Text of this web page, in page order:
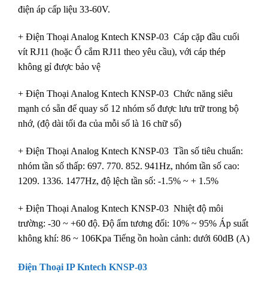
điện áp cấp liệu 33-60V.
+ Điện Thoại Analog Kntech KNSP-03 Cáp cặp đầu cuối
vít RJ11 (hoặc Ổ cắm RJ11 theo yêu cầu), với cáp thép
không gỉ được bảo vệ
+ Điện Thoại Analog Kntech KNSP-03 Chức năng siêu
mạnh có sẵn để quay số 12 nhóm số được lưu trữ trong bộ
nhớ, (độ dài tối đa của mỗi số là 16 chữ số)
+ Điện Thoại Analog Kntech KNSP-03 Tần số tiêu chuẩn:
nhóm tần số thấp: 697. 770. 852. 941Hz, nhóm tần số cao:
1209. 1336. 1477Hz, độ lệch tần số: -1.5% ~ + 1.5%
+ Điện Thoại Analog Kntech KNSP-03 Nhiệt độ môi
trường: -30 ~ +60 độ. Độ ẩm tương đối: 10% ~ 95% Áp suất
không khí: 86 ~ 106Kpa Tiếng ồn hoàn cảnh: dưới 60dB (A)
Điện Thoại IP Kntech KNSP-03